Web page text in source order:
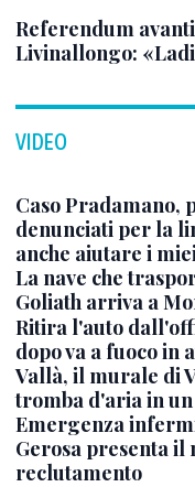
Referendum
Livinallongo:
VIDEO
Caso Pradamano,
denunciati per la
anche aiutare i
La nave che
Goliath arriva a
Ritira l'auto
dopo va a fuoco in
Vallà, il murale di
tromba d'aria in
Emergenza
Gerosa presenta
reclutamento